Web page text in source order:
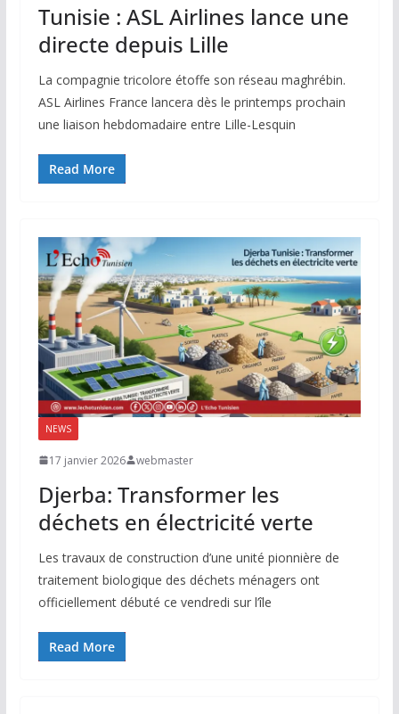
Tunisie : ASL Airlines lance une
directe depuis Lille
La compagnie tricolore étoffe son réseau maghrébin.
ASL Airlines France lancera dès le printemps prochain
une liaison hebdomadaire entre Lille-Lesquin
Read More
NEWS
17 janvier 2026 webmaster
Djerba: Transformer les
déchets en électricité verte
Les travaux de construction d’une unité pionnière de
traitement biologique des déchets ménagers ont
officiellement débuté ce vendredi sur l’île
Read More